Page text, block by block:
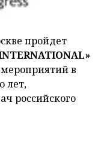
пройдет
в
лет,
российского